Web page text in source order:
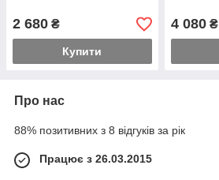
2 680 ₴
Купити
4 080₴
Про нас
88% позитивних з 8 відгуків за рік
Працює з 26.03.2015